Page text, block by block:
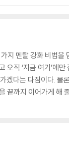
지 멘탈 강화 비법을
직 ‘지금 여기’에
겠다는 다짐이다.
끝까지 이어가게 해